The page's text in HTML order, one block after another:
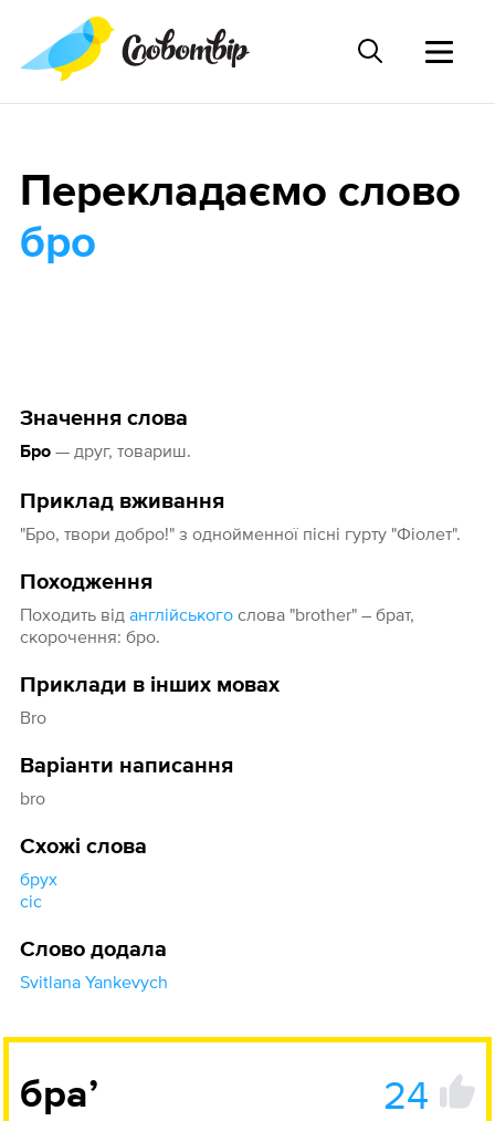
Значення слова
Бро— друг, товариш.
Приклад вживання
"Бро, твори добро!" з однойменної пісні гурту "Фіолет".
Походження
Походить від англійськогослова "brother" – брат,
скорочення: бро.
Приклади в інших мовах
Bro
Варіанти написання
bro
Схожі слова
брух
сіс
Слово додала
Svitlana Yankevych
Перекладаємо слово
бро
браʼ 24